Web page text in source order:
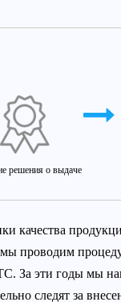
решения о выдаче
качества
проводим
За эти годы мы
следят за